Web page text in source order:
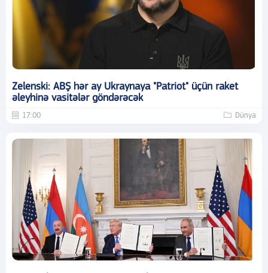
Zelenski: ABŞ hər ay Ukraynaya "Patriot" üçün raket
əleyhinə vasitələr göndərəcək
17:00 Dünya